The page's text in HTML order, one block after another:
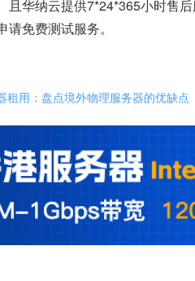
且华纳云提供7*24*365小时售
免费测试服务。
租用：盘点境外物理服务器的优缺点